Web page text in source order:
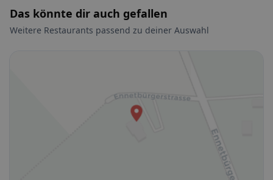
Das könnte dir auch gefallen
Weitere Restaurants passend zu deiner Auswahl